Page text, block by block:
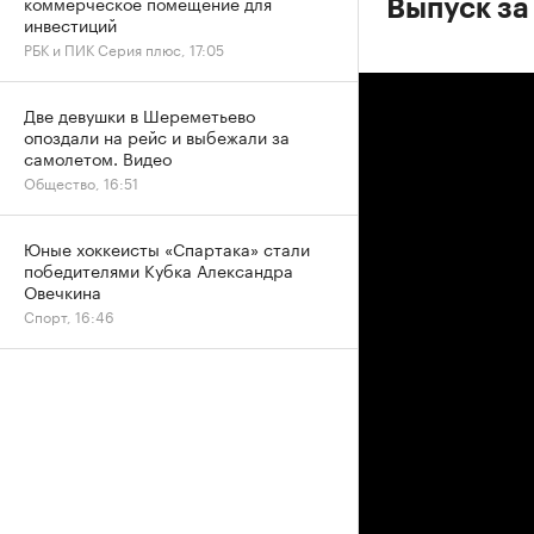
Выпуск
инвестиций
РБК и ПИК Серия плюс, 17:05
Две девушки в Шереметьево
опоздали на рейс и выбежали за
самолетом. Видео
Общество, 16:51
Юные хоккеисты «Спартака» стали
победителями Кубка Александра
Овечкина
Спорт, 16:46